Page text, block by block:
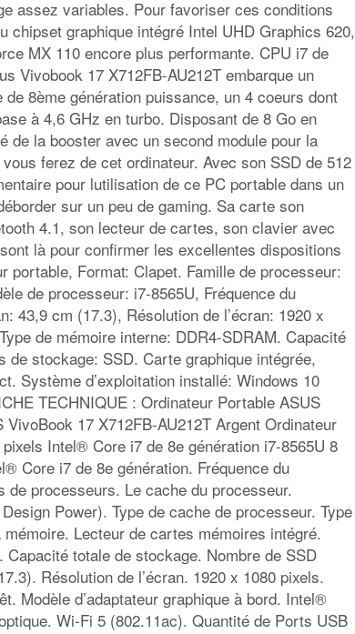
assez variables. Pour favoriser ces conditions
chipset graphique intégré Intel UHD Graphics 620,
MX 110 encore plus performante. CPU i7 de
Vivobook 17 X712FB-AU212T embarque un
8ème génération puissance, un 4 coeurs dont
à 4,6 GHz en turbo. Disposant de 8 Go en
de la booster avec un second module pour la
ferez de cet ordinateur. Avec son SSD de 512
pour lutilisation de ce PC portable dans un
sur un peu de gaming. Sa carte son
4.1, son lecteur de cartes, son clavier avec
là pour confirmer les excellentes dispositions
portable, Format: Clapet. Famille de processeur:
de processeur: i7-8565U, Fréquence du
43,9 cm (17.3), Résolution de l’écran: 1920 x
de mémoire interne: DDR4-SDRAM. Capacité
stockage: SSD. Carte graphique intégrée,
Système d’exploitation installé: Windows 10
TECHNIQUE : Ordinateur Portable ASUS
17 X712FB-AU212T Argent Ordinateur
Intel® Core i7 de 8e génération i7-8565U 8
Core i7 de 8e génération. Fréquence du
de processeurs. Le cache du processeur.
Power). Type de cache de processeur. Type
Lecteur de cartes mémoires intégré.
totale de stockage. Nombre de SSD
Résolution de l’écran. 1920 x 1080 pixels.
Modèle d’adaptateur graphique à bord. Intel®
Wi-Fi 5 (802.11ac). Quantité de Ports USB